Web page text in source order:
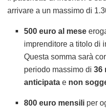
arrivare a un massimo di
500 euro al mese
imprenditore a titolo di
Questa somma sarà
periodo massimo di36
anticipata e non
800 euro mensili per